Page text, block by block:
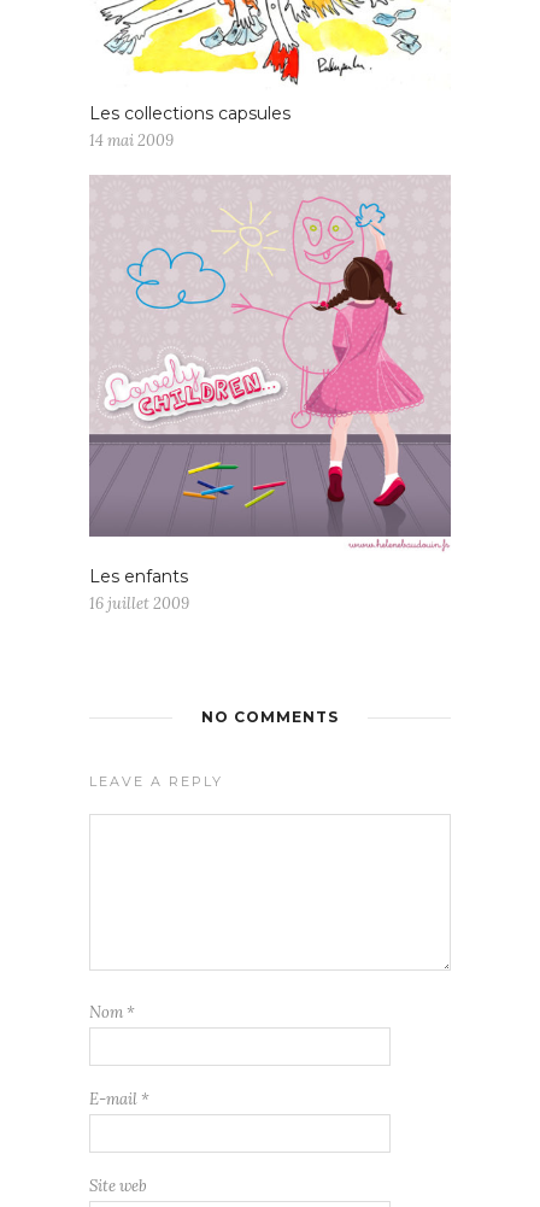
Les collections capsules
14 mai 2009
Les enfants
16 juillet 2009
NO COMMENTS
LEAVE A REPLY
Nom *
E-mail *
Site web